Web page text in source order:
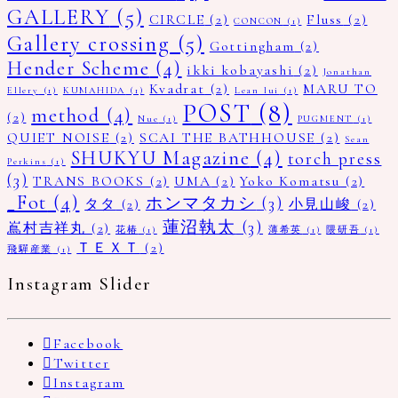
GALLERY (5) CIRCLE (2) CONCON (1) Fluss (2)
Gallery crossing (5) Gottingham (2)
Hender Scheme (4) ikki kobayashi (2)
Jonathan
Ellery
(1) KUMAHIDA (1) Kvadrat (2) Lean lui (1)
MARU TO
(2) method (4) Nue (1) POST (8) PUGMENT (1)
QUIET NOISE (2) SCAI THE BATHHOUSE (2)
Sean
Perkins (1) SHUKYU Magazine (4) torch press
(3) TRANS BOOKS (2) UMA (2) Yoko Komatsu (2)
_Fot (4) タタ (2) ホンマタカシ (3) 小見山峻 (2)
嶌村吉祥丸 (2) 花椿 (1) 蓮沼執太 (3) 薄希英 (1) 隈研吾 (1)
飛驒産業
(1) ＴＥＸＴ (2)
Instagram Slider
Facebook
Twitter
Instagram